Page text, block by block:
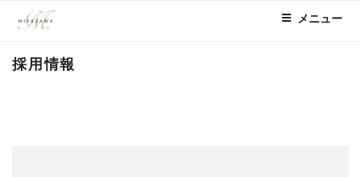
メニュー
採用情報